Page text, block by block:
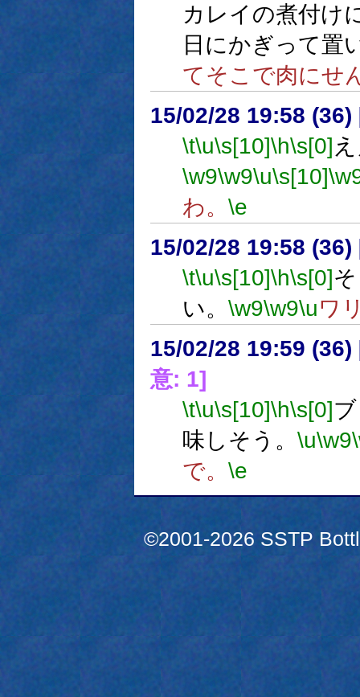
カレイの煮付け
日にかぎって置
てそこで肉にせ
15/02/28 19:58 (36)
\t\u\s[10]\h\s[0]
\w9\w9\u\s[10]
わ。 \e
15/02/28 19:58 (36)
\t\u\s[10]\h\s[0]
い。 \w9\w9\uワ
15/02/28 19:59 (36)
意: 1]
\t\u\s[10]\h\s[0]
味しそう。 \u\w9
で。 \e
©2001-2026 SSTP